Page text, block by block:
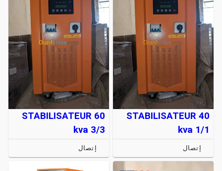
STABILISATEUR 40
kva 1/1
إتصال
STABILISATEUR 60
kva 3/3
إتصال